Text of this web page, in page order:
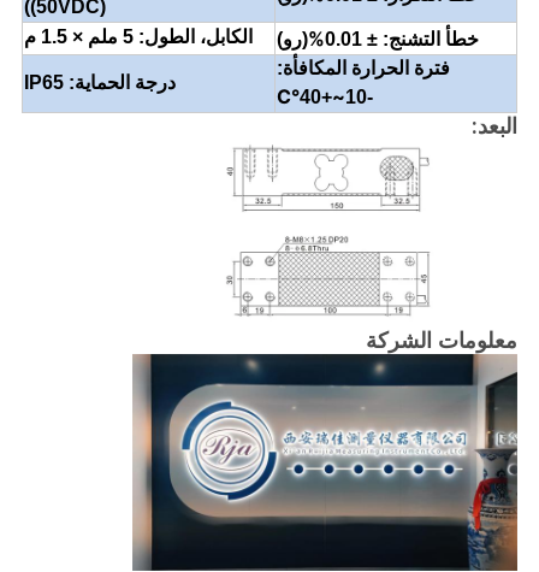
((50VDC)
خطأ التشنج: ± 0.01
%(رو)
الكابل، الطول: 5 ملم × 1.5 م
فترة الحرارة المكافأة:
-10
~
+40
°C
درجة الحماية: IP65
البعد:
معلومات الشركة